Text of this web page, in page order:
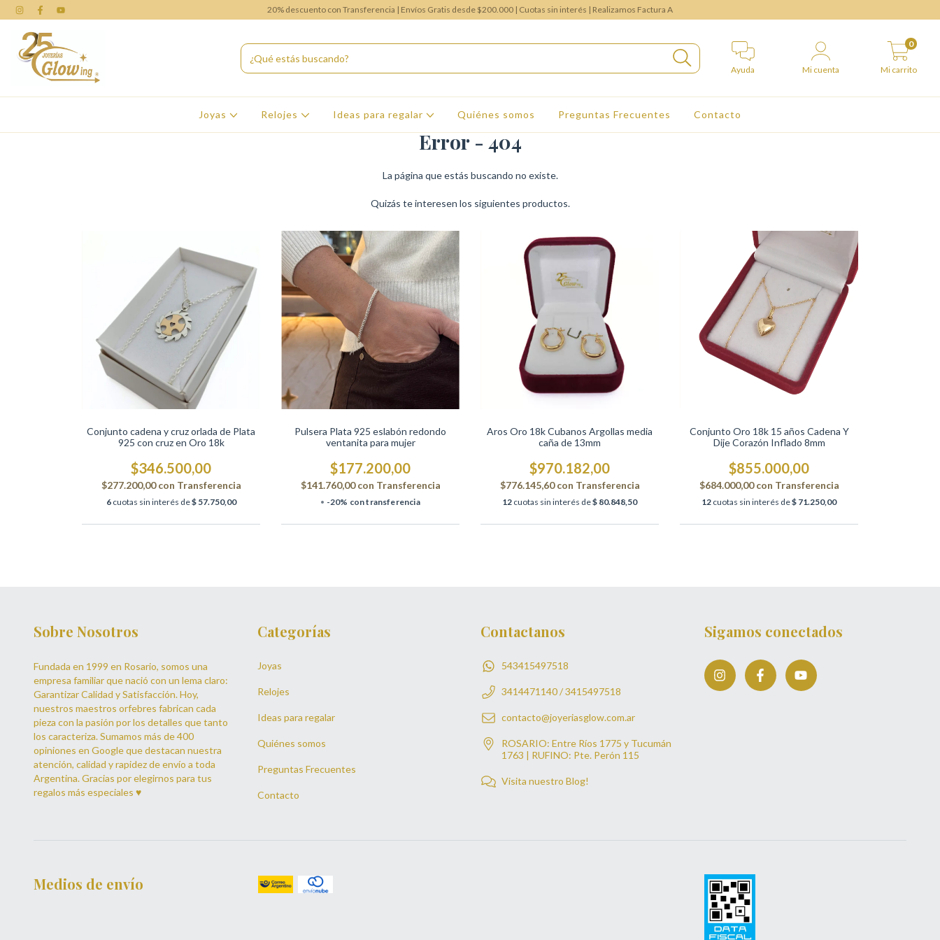
20% descuento con Transferencia | Envíos Gratis desde $200.000 | Cuotas sin interés | Realizamos Factura A
Ayuda Mi cuenta Mi carrito
0
Joyas Relojes Ideas para regalar Quiénes somos Preguntas Frecuentes Contacto
Error - 404
La página que estás buscando no existe.
Quizás te interesen los siguientes productos.
Conjunto cadena y cruz orlada de Plata
925 con cruz en Oro 18k
$346.500,00
$277.200,00con Transferencia
6 cuotas sin interés de$ 57.750,00
Pulsera Plata 925 eslabón redondo
ventanita para mujer
$177.200,00
$141.760,00con Transferencia
-20% con transferencia
Aros Oro 18k Cubanos Argollas media
caña de 13mm
$970.182,00
$776.145,60con Transferencia
12 cuotas sin interés de$ 80.848,50
Conjunto Oro 18k 15 años Cadena Y
Dije Corazón Inflado 8mm
$855.000,00
$684.000,00con Transferencia
12 cuotas sin interés de$ 71.250,00
Sobre Nosotros
Fundada en 1999 en Rosario, somos una
empresa familiar que nació con un lema claro:
Garantizar Calidad y Satisfacción. Hoy,
nuestros maestros orfebres fabrican cada
pieza con la pasión por los detalles que tanto
los caracteriza. Sumamos más de 400
opiniones en Google que destacan nuestra
atención, calidad y rapidez de envío a toda
Argentina. Gracias por elegirnos para tus
regalos más especiales ♥
Categorías
Joyas
Relojes
Ideas para regalar
Quiénes somos
Preguntas Frecuentes
Contacto
Contactanos
543415497518
3414471140 / 3415497518
contacto@joyeriasglow.com.ar
ROSARIO: Entre Ríos 1775 y Tucumán
1763 | RUFINO: Pte. Perón 115
Visita nuestro Blog!
Sigamos conectados
Medios de envío